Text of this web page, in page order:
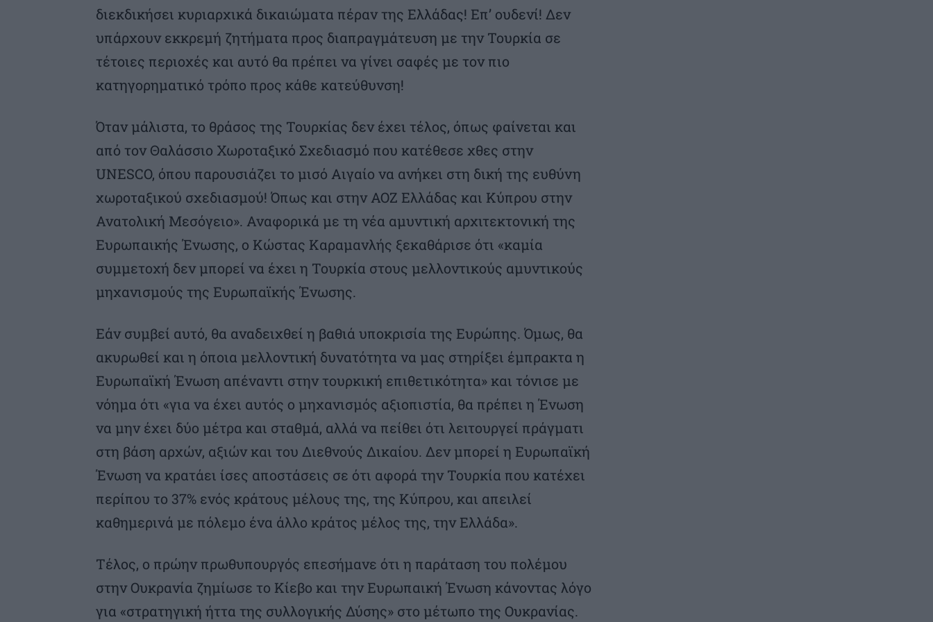
διεκδικήσει κυριαρχικά δικαιώματα πέραν της Ελλάδας! Επ’ ουδενί! Δεν
υπάρχουν εκκρεμή ζητήματα προς διαπραγμάτευση με την Τουρκία σε
τέτοιες περιοχές και αυτό θα πρέπει να γίνει σαφές με τον πιο
κατηγορηματικό τρόπο προς κάθε κατεύθυνση!
Όταν μάλιστα, το θράσος της Τουρκίας δεν έχει τέλος, όπως φαίνεται και
από τον Θαλάσσιο Χωροταξικό Σχεδιασμό που κατέθεσε χθες στην
UNESCO, όπου παρουσιάζει το μισό Αιγαίο να ανήκει στη δική της ευθύνη
χωροταξικού σχεδιασμού! Όπως και στην ΑΟΖ Ελλάδας και Κύπρου στην
Ανατολική Μεσόγειο». Αναφορικά με τη νέα αμυντική αρχιτεκτονική της
Ευρωπαικής Ένωσης, ο Κώστας Καραμανλής ξεκαθάρισε ότι «καμία
συμμετοχή δεν μπορεί να έχει η Τουρκία στους μελλοντικούς αμυντικούς
μηχανισμούς της Ευρωπαϊκής Ένωσης.
Εάν συμβεί αυτό, θα αναδειχθεί η βαθιά υποκρισία της Ευρώπης. Όμως, θα
ακυρωθεί και η όποια μελλοντική δυνατότητα να μας στηρίξει έμπρακτα η
Ευρωπαϊκή Ένωση απέναντι στην τουρκική επιθετικότητα» και τόνισε με
νόημα ότι «για να έχει αυτός ο μηχανισμός αξιοπιστία, θα πρέπει η Ένωση
να μην έχει δύο μέτρα και σταθμά, αλλά να πείθει ότι λειτουργεί πράγματι
στη βάση αρχών, αξιών και του Διεθνούς Δικαίου. Δεν μπορεί η Ευρωπαϊκή
Ένωση να κρατάει ίσες αποστάσεις σε ότι αφορά την Τουρκία που κατέχει
περίπου το 37% ενός κράτους μέλους της, της Κύπρου, και απειλεί
καθημερινά με πόλεμο ένα άλλο κράτος μέλος της, την Ελλάδα».
Τέλος, ο πρώην πρωθυπουργός επεσήμανε ότι η παράταση του πολέμου
στην Ουκρανία ζημίωσε το Κίεβο και την Ευρωπαική Ένωση κάνοντας λόγο
για «στρατηγική ήττα της συλλογικής Δύσης» στο μέτωπο της Ουκρανίας.